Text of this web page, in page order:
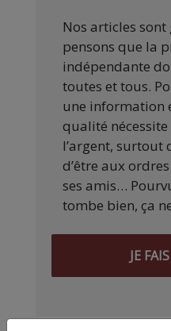
Nos articles
pensons que la
indépendante
toutes et tous.
une information
qualité
l’argent, surtout
d’être aux
ses amis…
tombe bien, ça
JE